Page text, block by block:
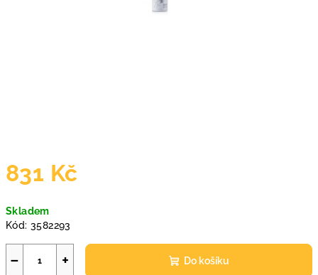
831 Kč
cena:
Skladem
Kód: 3582293
+
− Do košíku